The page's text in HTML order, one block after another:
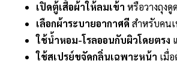
เปิดตู้เสื้อผ้าให้ลมเข้า หรือวางถุง
เลือกผ้าระบายอากาศดี สำหรับคนเ
ใช้น้ำหอม-โรลออนกับผิวโดยตรง
ใช้สเปรย์ขจัดกลิ่นเฉพาะหน้า เมื่